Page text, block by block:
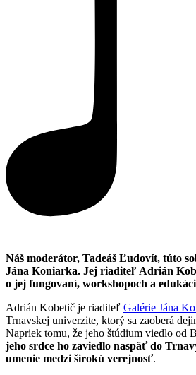
Náš moderátor, Tadeáš Ľudovít, túto
Jána Koniarka. Jej riaditeľ Adrián
o jej fungovaní, workshopoch a
Adrián Kobetič je riaditeľ Galérie Jána
Trnavskej univerzite, ktorý sa zaoberá
Napriek tomu, že jeho štúdium viedlo od
jeho srdce ho zaviedlo naspäť do
umenie medzi širokú verejnosť.